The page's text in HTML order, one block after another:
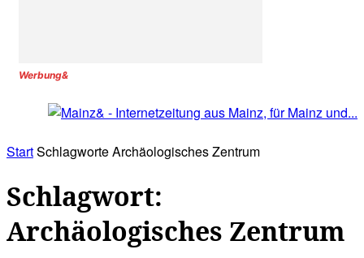
Werbung&
StartSchlagworteArchäologisches Zentrum
Schlagwort:
Archäologisches Zentrum